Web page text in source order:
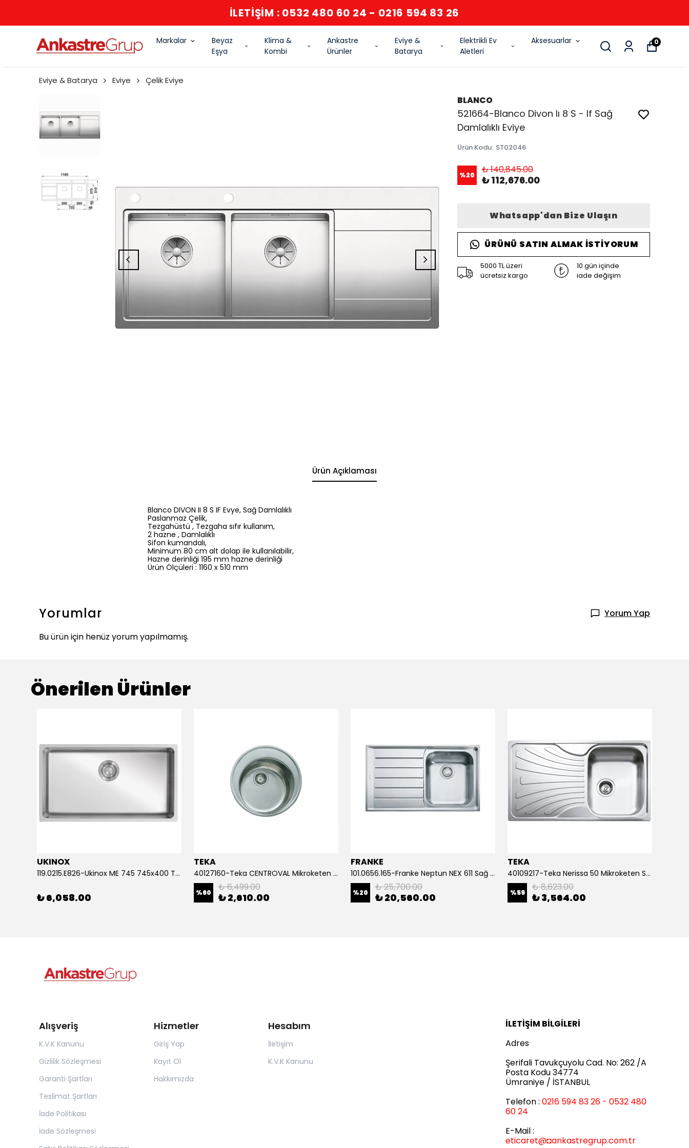
İLETİŞİM : 0532 480 60 24 - 0216 594 83 26
Markalar
Beyaz
Eşya
Klima &
Kombi
Ankastre
Ürünler
Eviye &
Batarya
Elektrikli Ev
Aletleri
Aksesuarlar 0
Eviye & Batarya Eviye Çelik Eviye
BLANCO
521664-Blanco Divon Iı 8 S - If Sağ
Damlalıklı Eviye
Ürün Kodu: ST02046
%20 ₺ 140,845.00
₺ 112,676.00
Whatsapp'dan Bize Ulaşın
ÜRÜNÜ SATIN ALMAK İSTIYORUM
5000 TL üzeri
ücretsiz kargo
10 gün içinde
iade değişim
Ürün Açıklaması
Blanco DIVON II 8 S IF Evye, Sağ Damlalıklı
Paslanmaz Çelik,
Tezgahüstü , Tezgaha sıfır kullanım,
2 hazne , Damlalıklı
Sifon kumandalı,
Minimum 80 cm alt dolap ile kullanılabilir,
Hazne derinliği 195 mm hazne derinliği
Ürün Ölçüleri : 1160 x 510 mm
Yorumlar
Yorum Yap
Bu ürün için henüz yorum yapılmamış.
Önerilen Ürünler
UKINOX
119.0215.E826-Ukinox ME 745 745x400 Tezgahaltı Çelik Eviye
₺ 6,058.00
TEKA
40127160-Teka CENTROVAL Mikroketen Çelik Eviye
%60 ₺ 6,499.00
₺ 2,610.00
FRANKE
101.0656.165-Franke Neptun NEX 611 Sağ Çelik Eviye
%20 ₺ 25,700.00
₺ 20,560.00
TEKA
40109217-Teka Nerissa 50 Mikroketen Sağ Çelik Eviye
%59 ₺ 8,623.00
₺ 3,564.00
Alışveriş
K.V.K Kanunu
Gizlilik Sözleşmesi
Garanti Şartları
Teslimat Şartları
İade Politikası
İade Sözleşmesi
Hizmetler
Giriş Yap
Kayıt Ol
Hakkımızda
Hesabım
İletişim
K.V.K Kanunu
İLETİŞİM BİLGİLERİ
Adres
Şerifali Tavukçuyolu Cad. No: 262 /A
Posta Kodu 34774
Ümraniye / İSTANBUL
Telefon : 0216 594 83 26 - 0532 480
60 24
E-Mail :
eticaret@◘ankastregrup.com.tr